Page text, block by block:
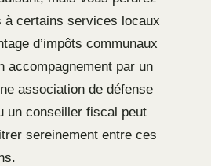
à certains services locaux
d’impôts communaux
accompagnement par un
association de défense
un conseiller fiscal peut
sereinement entre ces